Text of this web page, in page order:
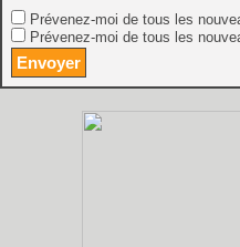
Prévenez-moi de tous les
Prévenez-moi de tous les